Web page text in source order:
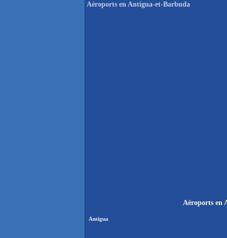
Aéroports en Antigua-et-Barbuda
Aéroports en
Antigua